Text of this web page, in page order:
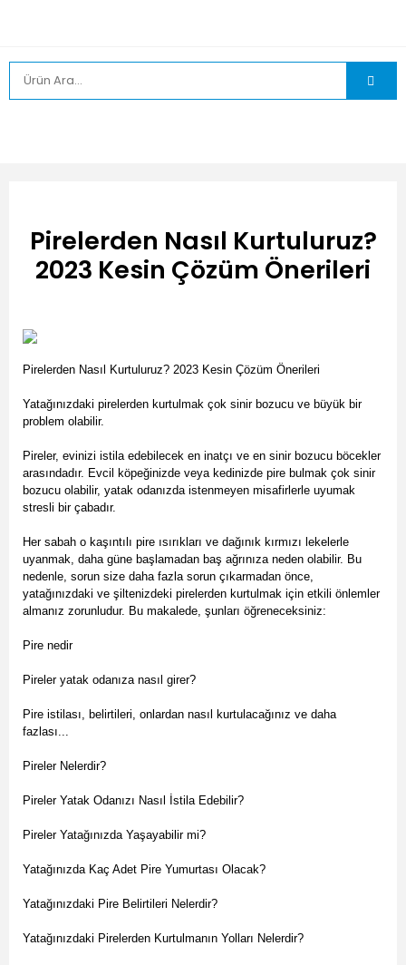
Pirelerden Nasıl Kurtuluruz?
2023 Kesin Çözüm Önerileri
Pirelerden Nasıl Kurtuluruz? 2023 Kesin Çözüm Önerileri
Yatağınızdaki pirelerden kurtulmak çok sinir bozucu ve büyük bir
problem olabilir.
Pireler, evinizi istila edebilecek en inatçı ve en sinir bozucu böcekler
arasındadır. Evcil köpeğinizde veya kedinizde pire bulmak çok sinir
bozucu olabilir, yatak odanızda istenmeyen misafirlerle uyumak
stresli bir çabadır.
Her sabah o kaşıntılı pire ısırıkları ve dağınık kırmızı lekelerle
uyanmak, daha güne başlamadan baş ağrınıza neden olabilir. Bu
nedenle, sorun size daha fazla sorun çıkarmadan önce,
yatağınızdaki ve şiltenizdeki pirelerden kurtulmak için etkili önlemler
almanız zorunludur. Bu makalede, şunları öğreneceksiniz:
Pire nedir
Pireler yatak odanıza nasıl girer?
Pire istilası, belirtileri, onlardan nasıl kurtulacağınız ve daha
fazlası...
Pireler Nelerdir?
Pireler Yatak Odanızı Nasıl İstila Edebilir?
Pireler Yatağınızda Yaşayabilir mi?
Yatağınızda Kaç Adet Pire Yumurtası Olacak?
Yatağınızdaki Pire Belirtileri Nelerdir?
Yatağınızdaki Pirelerden Kurtulmanın Yolları Nelerdir?